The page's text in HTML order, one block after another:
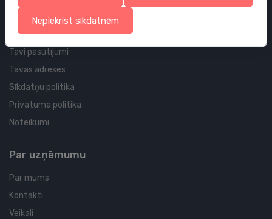
Profila un piegādes informācija
Tavs konts
Tavi pasūtījumi
Tavas adreses
Sīkdatņu politika
Privātuma politika
Noteikumi
Par uzņēmumu
Par mums
Kontakti
Veikali
Nepiekrist sīkdatnēm